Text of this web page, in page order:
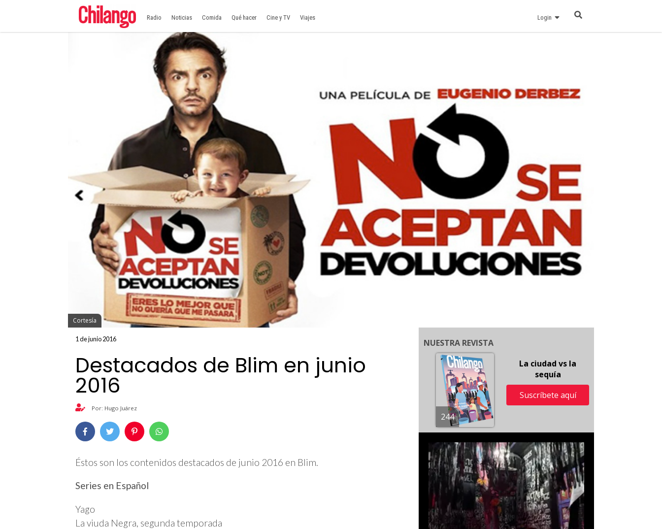
Radio Noticias Comida Qué hacer Cine y TV Viajes Login
Cortesía
1 de junio 2016
Destacados de Blim en junio
2016
Por: Hugo Juárez
Éstos son los contenidos destacados de junio 2016 en Blim.
Series en Español
Yago
La viuda Negra, segunda temporada
NUESTRA REVISTA
244
La ciudad vs la
sequía
Suscríbete aquí